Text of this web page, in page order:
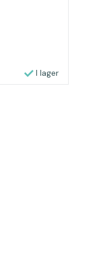
I lager